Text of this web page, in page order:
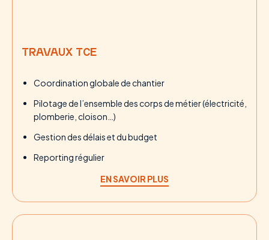
TRAVAUX TCE
Coordination globale de chantier
Pilotage de l’ensemble des corps de métier (électricité,
plomberie, cloison…)
Gestion des délais et du budget
Reporting régulier
EN SAVOIR PLUS